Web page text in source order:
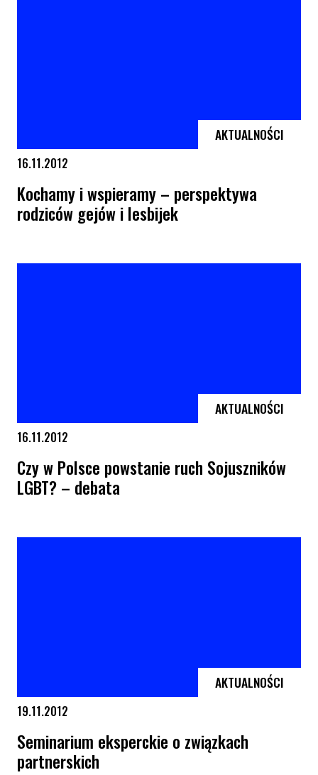
AKTUALNOŚCI
16.11.2012
Kochamy i wspieramy – perspektywa
rodziców gejów i lesbijek
AKTUALNOŚCI
16.11.2012
Czy w Polsce powstanie ruch Sojuszników
LGBT? – debata
AKTUALNOŚCI
19.11.2012
Seminarium eksperckie o związkach
partnerskich